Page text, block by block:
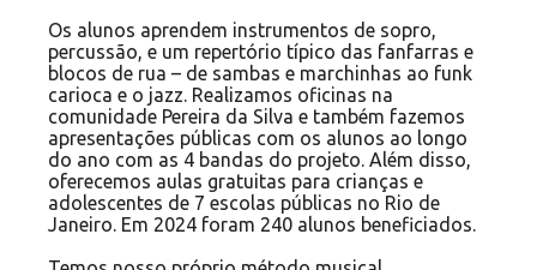
Os alunos aprendem instrumentos de sopro,
percussão, e um repertório típico das fanfarras e
blocos de rua – de sambas e marchinhas ao funk
carioca e o jazz. Realizamos oficinas na
comunidade Pereira da Silva e também fazemos
apresentações públicas com os alunos ao longo
do ano com as 4 bandas do projeto. Além disso,
oferecemos aulas gratuitas para crianças e
adolescentes de 7 escolas públicas no Rio de
Janeiro. Em 2024 foram 240 alunos beneficiados.